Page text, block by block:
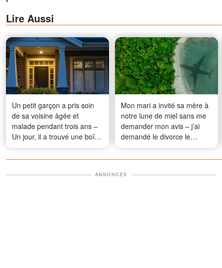
Lire Aussi
Un petit garçon a pris soin
de sa voisine âgée et
malade pendant trois ans –
Un jour, il a trouvé une boîte
qu’elle lui avait laissée dans
sa cour
Mon mari a invité sa mère à
notre lune de miel sans me
demander mon avis – j’ai
demandé le divorce le
deuxième jour
ANNONCES